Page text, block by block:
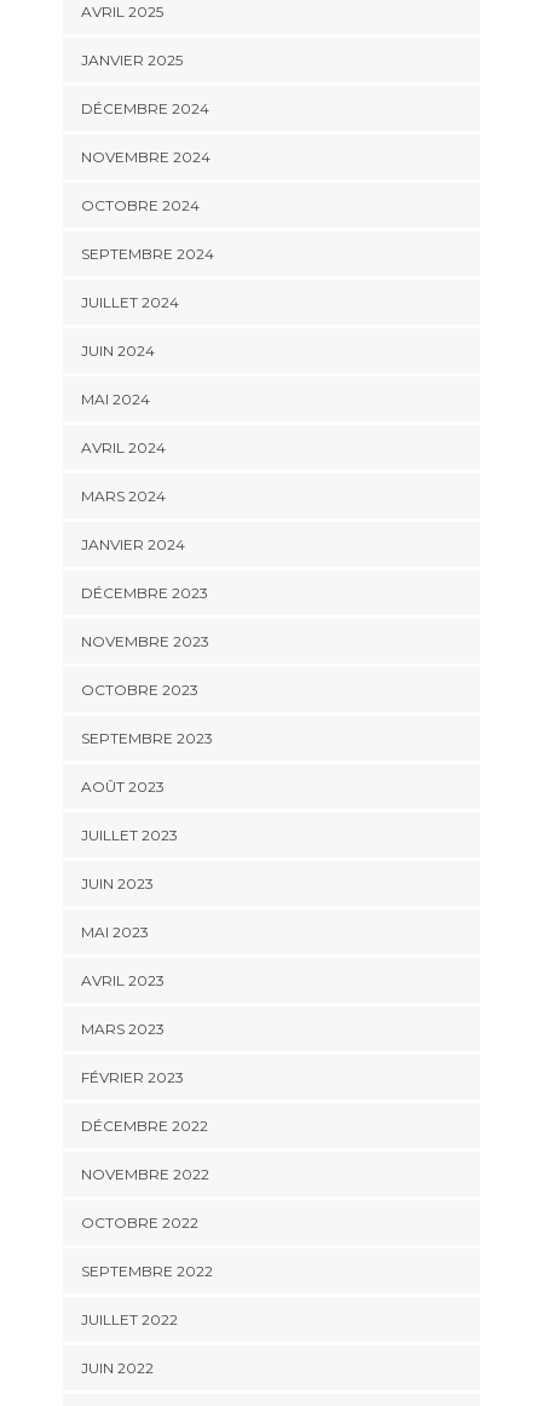
AVRIL 2025
JANVIER 2025
DÉCEMBRE 2024
NOVEMBRE 2024
OCTOBRE 2024
SEPTEMBRE 2024
JUILLET 2024
JUIN 2024
MAI 2024
AVRIL 2024
MARS 2024
JANVIER 2024
DÉCEMBRE 2023
NOVEMBRE 2023
OCTOBRE 2023
SEPTEMBRE 2023
AOÛT 2023
JUILLET 2023
JUIN 2023
MAI 2023
AVRIL 2023
MARS 2023
FÉVRIER 2023
DÉCEMBRE 2022
NOVEMBRE 2022
OCTOBRE 2022
SEPTEMBRE 2022
JUILLET 2022
JUIN 2022